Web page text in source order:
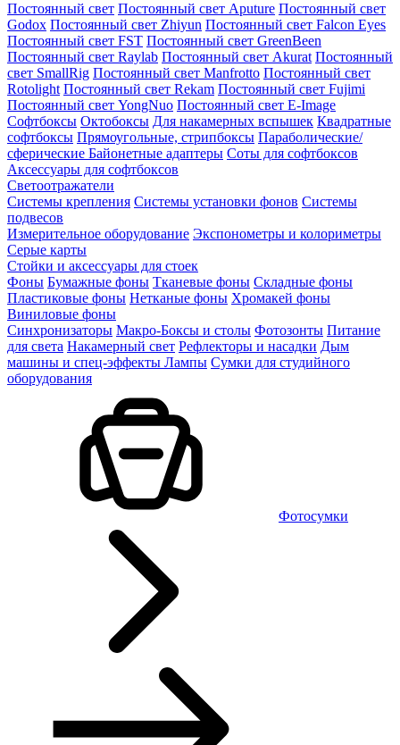
Постоянный свет Постоянный свет Aputure Постоянный свет
Godox Постоянный свет Zhiyun Постоянный свет Falcon Eyes
Постоянный свет FST Постоянный свет GreenBeen
Постоянный свет Raylab Постоянный свет Akurat Постоянный
свет SmallRig Постоянный свет Manfrotto Постоянный свет
Rotolight Постоянный свет Rekam Постоянный свет Fujimi
Постоянный свет YongNuo Постоянный свет E-Image
Софтбоксы Октобоксы Для накамерных вспышек Квадратные
софтбоксы Прямоугольные, стрипбоксы Параболические/
сферические Байонетныe адаптеры Соты для софтбоксов
Аксессуары для софтбоксов
Светоотражатели
Системы крепления Системы установки фонов Системы
подвесов
Измерительное оборудование Экспонометры и колориметры
Серые карты
Стойки и аксессуары для стоек
Фоны Бумажные фоны Тканевые фоны Складные фоны
Пластиковые фоны Нетканые фоны Хромакей фоны
Виниловые фоны
Синхронизаторы Макро-Боксы и столы Фотозонты Питание
для света Накамерный свет Рефлекторы и насадки Дым
машины и спец-эффекты Лампы Сумки для студийного
оборудования
Фотосумки